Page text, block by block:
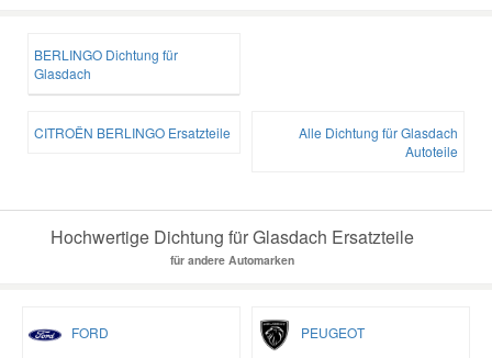
BERLINGO Dichtung für
Glasdach
CITROËN BERLINGO Ersatzteile
Alle Dichtung für Glasdach
Autoteile
Hochwertige Dichtung für Glasdach Ersatzteile
für andere Automarken
FORD PEUGEOT